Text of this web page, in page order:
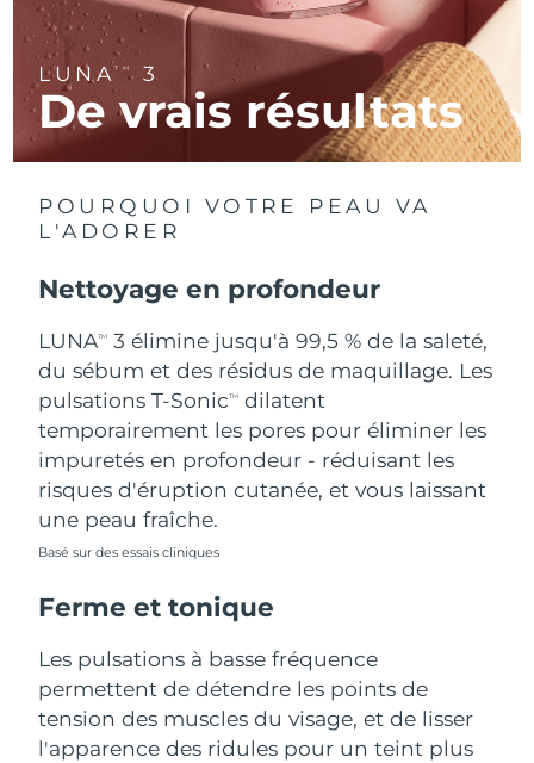
LUNATM 3
De vrais résultats
POURQUOI VOTRE PEAU VA
L'ADORER
Nettoyage en profondeur
LUNATM
3 élimine jusqu'à 99,5 % de la saleté,
du sébum et des résidus de maquillage. Les
pulsations T-SonicTM
dilatent
temporairement les pores pour éliminer les
impuretés en profondeur - réduisant les
risques d'éruption cutanée, et vous laissant
une peau fraîche.
Basé sur des essais cliniques
Ferme et tonique
Les pulsations à basse fréquence
permettent de détendre les points de
tension des muscles du visage, et de lisser
l'apparence des ridules pour un teint plus
R.A.S. chinoise de
Macao
Livraison estimée14/08/2026
Malaisie Livraison estimée15/08/2026
Malte
Monaco Livraison estimée
Pays-Bas Livraison estimée12/08/2026
Nouvelle-Zélande
Norvège Livraison estimée 12/08/2026
Oman
Portugal Livraison estimée12/08/2026
Porto Rico Livraison estimée14/08/2026